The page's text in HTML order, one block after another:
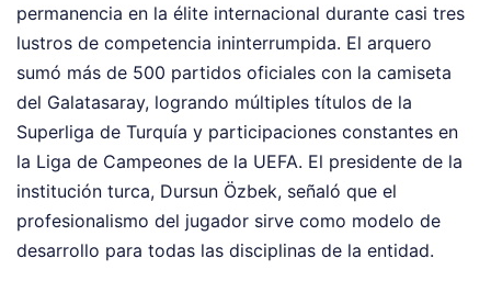
permanencia en la élite internacional durante casi tres
lustros de competencia ininterrumpida. El arquero
sumó más de 500 partidos oficiales con la camiseta
del Galatasaray, logrando múltiples títulos de la
Superliga de Turquía y participaciones constantes en
la Liga de Campeones de la UEFA. El presidente de la
institución turca, Dursun Özbek, señaló que el
profesionalismo del jugador sirve como modelo de
desarrollo para todas las disciplinas de la entidad.